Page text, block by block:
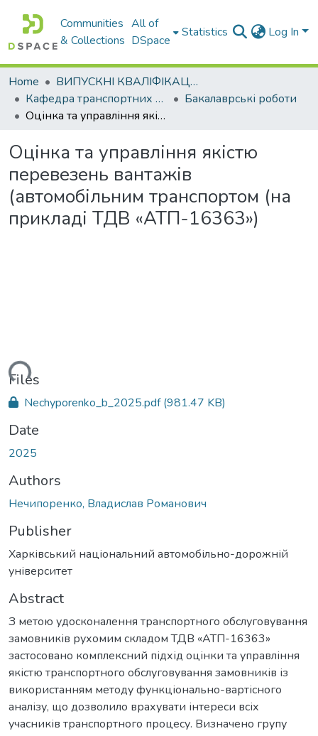
Communities
& Collections
All of
DSpace
Statistics Log In
Home
ВИПУСКНІ КВАЛІФІКАЦІЙНІ РОБОТИ
Кафедра транспортних технологій
Бакалаврські роботи
Оцінка та управління якістю перевезень вантажів (автомобільним транспортом (на прикладі ТДВ «АТП-16363»)
Оцінка та управління якістю
перевезень вантажів
(автомобільним транспортом (на
прикладі ТДВ «АТП-16363»)
Files
Nechyporenko_b_2025.pdf(981.47 KB)
Date
2025
Authors
Нечипоренко, Владислав Романович
Publisher
Харківський національний автомобільно-дорожній
університет
Abstract
З метою удосконалення транспортного обслуговування
замовників рухомим складом ТДВ «АТП-16363»
застосовано комплексний підхід оцінки та управління
якістю транспортного обслуговування замовників із
використанням методу функціонально-вартісного
аналізу, що дозволило врахувати інтереси всіх
учасників транспортного процесу. Визначено групу